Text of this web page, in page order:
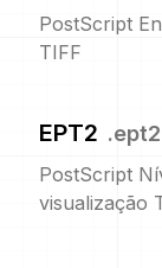
PostScript
TIFF
EPT2 .ept2
PostScript
visualização